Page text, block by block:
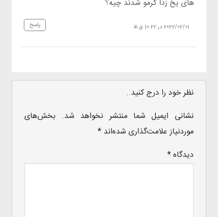
2022/02/01 در 10:22 ق.ظ
های یخ زدا کرمو شدند چیه؟
پاسخ
نظر خود را درج کنید..
نشانی ایمیل شما منتشر نخواهد شد. بخش‌های
موردنیاز علامت‌گذاری شده‌اند*
دیدگاه*